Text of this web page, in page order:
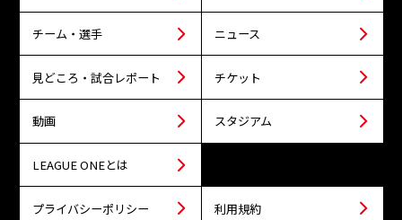
チーム・選手 ニュース
見どころ・試合レポート チケット
動画 スタジアム
LEAGUE ONEとは
プライバシーポリシー 利用規約